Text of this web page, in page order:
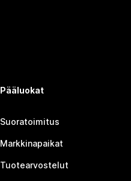
Pääluokat
Suoratoimitus
Markkinapaikat
Tuotearvostelut